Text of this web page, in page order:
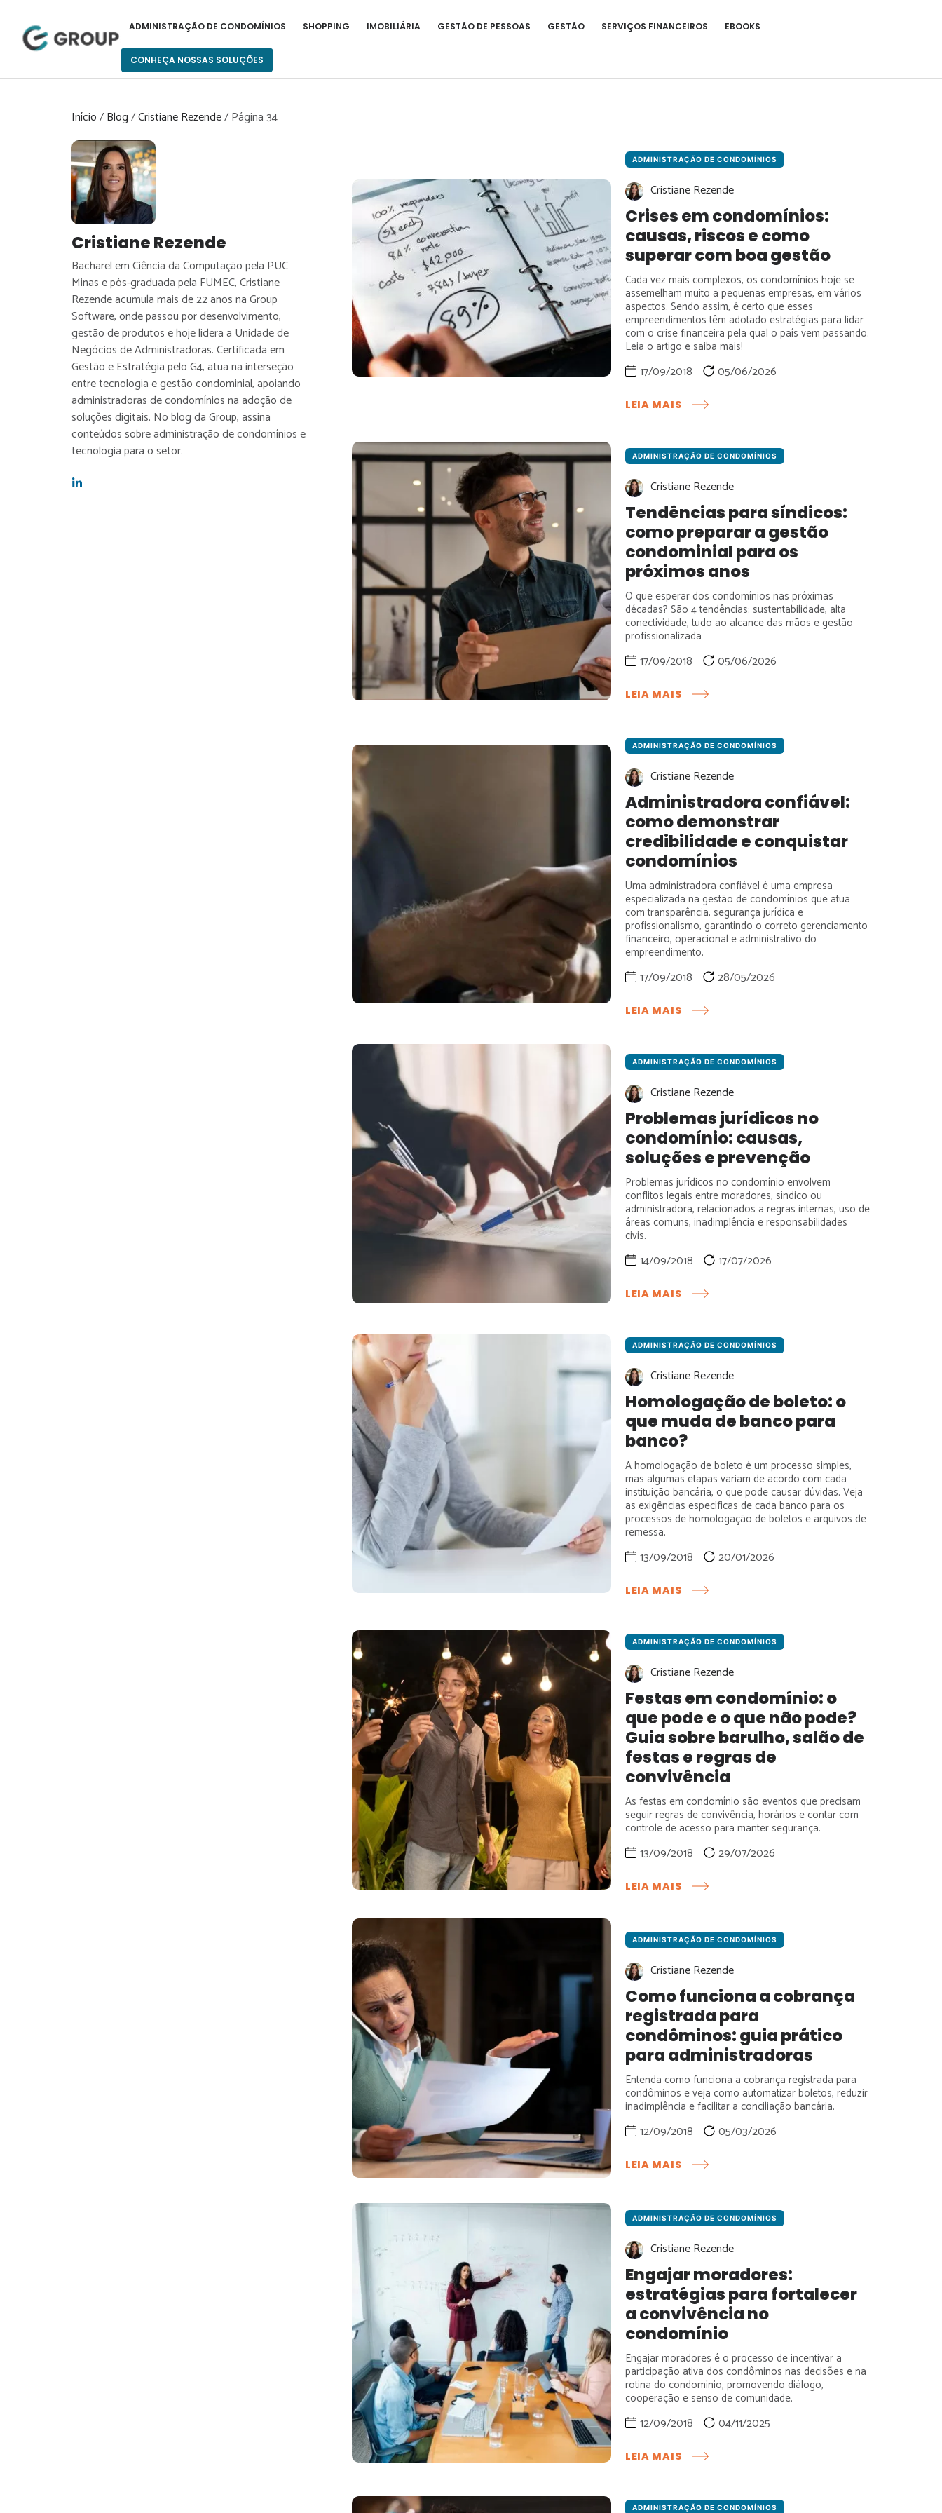
ADMINISTRAÇÃO DE CONDOMÍNIOS SHOPPING IMOBILIÁRIA GESTÃO DE PESSOAS GESTÃO SERVIÇOS FINANCEIROS EBOOKS
CONHEÇA NOSSAS SOLUÇÕES
Início/Blog/Cristiane Rezende/Página 34
Cristiane Rezende
Bacharel em Ciência da Computação pela PUC
Minas e pós-graduada pela FUMEC, Cristiane
Rezende acumula mais de 22 anos na Group
Software, onde passou por desenvolvimento,
gestão de produtos e hoje lidera a Unidade de
Negócios de Administradoras. Certificada em
Gestão e Estratégia pelo G4, atua na interseção
entre tecnologia e gestão condominial, apoiando
administradoras de condomínios na adoção de
soluções digitais. No blog da Group, assina
conteúdos sobre administração de condomínios e
tecnologia para o setor.
ADMINISTRAÇÃO DE CONDOMÍNIOS
Cristiane Rezende
Crises em condomínios:
causas, riscos e como
superar com boa gestão
Cada vez mais complexos, os condomínios hoje se
assemelham muito a pequenas empresas, em vários
aspectos. Sendo assim, é certo que esses
empreendimentos têm adotado estratégias para lidar
com o crise financeira pela qual o país vem passando.
Leia o artigo e saiba mais!
17/09/2018 05/06/2026
LEIA MAIS
CRISES
CAUSAS,
E
SUPERAR
COM
BOA
GESTÃO
ADMINISTRAÇÃO DE CONDOMÍNIOS
Cristiane Rezende
Tendências para síndicos:
como preparar a gestão
condominial para os
próximos anos
O que esperar dos condomínios nas próximas
décadas? São 4 tendências: sustentabilidade, alta
conectividade, tudo ao alcance das mãos e gestão
profissionalizada
17/09/2018 05/06/2026
LEIA MAIS
TENDÊNCIAS
COMO
A
CONDOMINIAL
PARA
OS
PRÓXIMOS
ANOS
ADMINISTRAÇÃO DE CONDOMÍNIOS
Cristiane Rezende
Administradora confiável:
como demonstrar
credibilidade e conquistar
condomínios
Uma administradora confiável é uma empresa
especializada na gestão de condomínios que atua
com transparência, segurança jurídica e
profissionalismo, garantindo o correto gerenciamento
financeiro, operacional e administrativo do
empreendimento.
17/09/2018 28/05/2026
LEIA MAIS
ADMINISTRADORA
DEMONSTRAR
E
CONQUISTAR
CONDOMÍNIOS
ADMINISTRAÇÃO DE CONDOMÍNIOS
Cristiane Rezende
Problemas jurídicos no
condomínio: causas,
soluções e prevenção
Problemas jurídicos no condomínio envolvem
conflitos legais entre moradores, síndico ou
administradora, relacionados a regras internas, uso de
áreas comuns, inadimplência e responsabilidades
civis.
14/09/2018 17/07/2026
LEIA MAIS
PROBLEMAS
CONDOMÍNIO:
SOLUÇÕES
PREVENÇÃO
ADMINISTRAÇÃO DE CONDOMÍNIOS
Cristiane Rezende
Homologação de boleto: o
que muda de banco para
banco?
A homologação de boleto é um processo simples,
mas algumas etapas variam de acordo com cada
instituição bancária, o que pode causar dúvidas. Veja
as exigências específicas de cada banco para os
processos de homologação de boletos e arquivos de
remessa.
13/09/2018 20/01/2026
LEIA MAIS
HOMOLOGAÇÃO
O
MUDA
BANCO
PARA
BANCO?
ADMINISTRAÇÃO DE CONDOMÍNIOS
Cristiane Rezende
Festas em condomínio: o
que pode e o que não pode?
Guia sobre barulho, salão de
festas e regras de
convivência
As festas em condomínio são eventos que precisam
seguir regras de convivência, horários e contar com
controle de acesso para manter segurança.
13/09/2018 29/07/2026
LEIA MAIS
FESTAS
O
PODE
O
QUE
NÃO
PODE?
GUIA
BARULHO,
SALÃO
FESTAS
REGRAS
ADMINISTRAÇÃO DE CONDOMÍNIOS
Cristiane Rezende
Como funciona a cobrança
registrada para
condôminos: guia prático
para administradoras
Entenda como funciona a cobrança registrada para
condôminos e veja como automatizar boletos, reduzir
inadimplência e facilitar a conciliação bancária.
12/09/2018 05/03/2026
LEIA MAIS
COMO
COBRANÇA
REGISTRADA
PARA
GUIA
PRÁTICO
PARA
ADMINISTRADORAS
ADMINISTRAÇÃO DE CONDOMÍNIOS
Cristiane Rezende
Engajar moradores:
estratégias para fortalecer
a convivência no
condomínio
Engajar moradores é o processo de incentivar a
participação ativa dos condôminos nas decisões e na
rotina do condomínio, promovendo diálogo,
cooperação e senso de comunidade.
12/09/2018 04/11/2025
LEIA MAIS
ENGAJAR
PARA
ADMINISTRAÇÃO DE CONDOMÍNIOS